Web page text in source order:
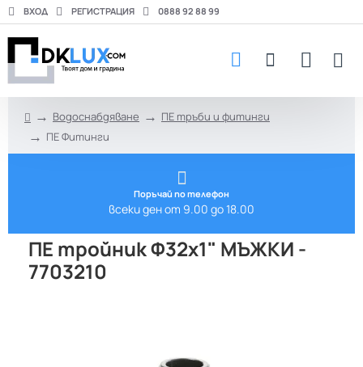
ВХОД РЕГИСТРАЦИЯ 0888 92 88 99
Водоснабдяване
ПЕ тръби и фитинги
ПЕ Фитинги
Поръчай по телефон
всеки ден от 9.00 до 18.00
ПЕ тройник Ф32х1" МЪЖКИ -
7703210